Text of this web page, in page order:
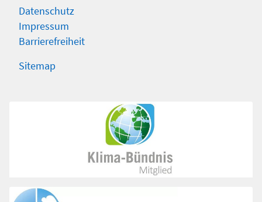
Datenschutz
Impressum
Barrierefreiheit
Sitemap